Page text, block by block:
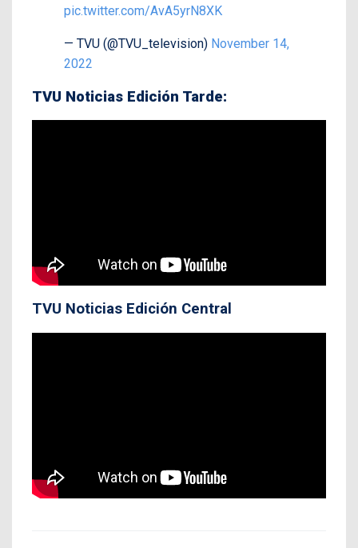
pic.twitter.com/AvA5yrN8XK
— TVU (@TVU_television) November 14,
2022
TVU Noticias Edición Tarde:
TVU Noticias Edición Central